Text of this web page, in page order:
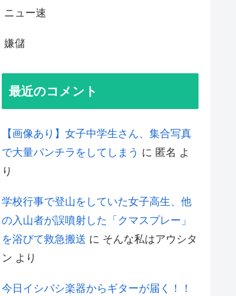
ニュー速
嫌儲
最近のコメント
【画像あり】女子中学生さん、集合写真
で大量パンチラをしてしまう に 匿名 よ
り
学校行事で登山をしていた女子高生、他
の入山者が誤噴射した「クマスプレー」
を浴びて救急搬送 に そんな私はアウシタ
ン より
今日イシバシ楽器からギターが届く！！